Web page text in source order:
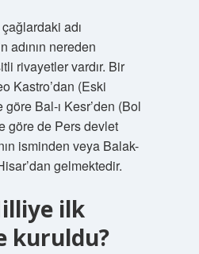
adı
adının nereden
rivayetler vardır. Bir
Kastro’dan (Eski
Bal-ı Kesr’den (Bol
göre de Pers devlet
isminden veya Balak-
gelmektedir.
ilk
kuruldu?